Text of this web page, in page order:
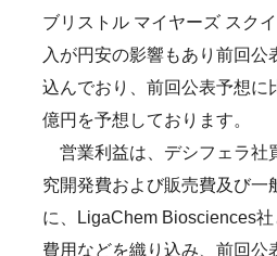
透明性ガイドライン
ブリストル マイヤーズ スク
入が円安の影響もあり前回公
込んでおり、前回公表予想に
億円を予想しております。
営業利益は、デシフェラ社
究開発費および販売費及び一
に、LigaChem Biosciences
費用などを織り込み、前回公